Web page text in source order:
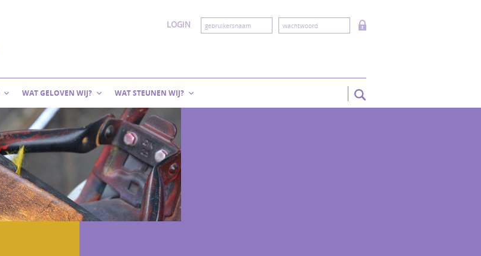
LOGIN
WAT GELOVEN WIJ? WAT STEUNEN WIJ?